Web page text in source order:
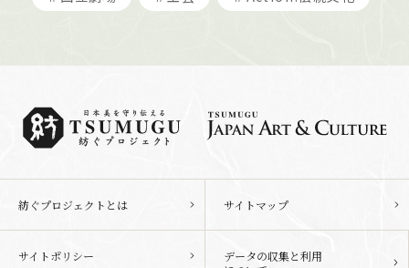
紡ぐプロジェクトとは サイトマップ
サイトポリシー
データの収集と利用